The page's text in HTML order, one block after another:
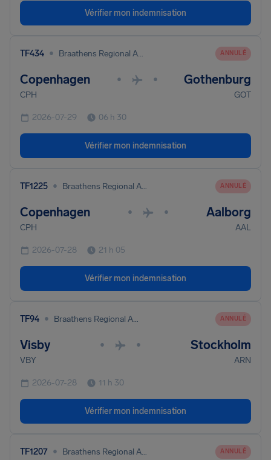
Vérifier mon indemnisation
TF434 • Braathens Regional Aviation ANNULÉ
Copenhagen • • Gothenburg
CPH GOT
2026-07-29 06 h 30
Vérifier mon indemnisation
TF1225 • Braathens Regional Aviation ANNULÉ
Copenhagen • • Aalborg
CPH AAL
2026-07-28 21 h 05
Vérifier mon indemnisation
TF94 • Braathens Regional Aviation ANNULÉ
Visby • • Stockholm
VBY ARN
2026-07-28 11 h 30
Vérifier mon indemnisation
TF1207 • Braathens Regional Aviation ANNULÉ